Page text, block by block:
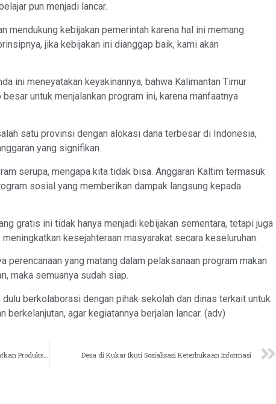
pun menjadi lancar.
mendukung kebijakan pemerintah karena hal ini memang
jika kebijakan ini dianggap baik, kami akan
ini meneyatakan keyakinannya, bahwa Kalimantan Timur
untuk menjalankan program ini, karena manfaatnya
satu provinsi dengan alokasi dana terbesar di Indonesia,
yang signifikan.
serupa, mengapa kita tidak bisa. Anggaran Kaltim termasuk
sosial yang memberikan dampak langsung kepada
gratis ini tidak hanya menjadi kebijakan sementara, tetapi juga
kesejahteraan masyarakat secara keseluruhan.
perencanaan yang matang dalam pelaksanaan program makan
maka semuanya sudah siap.
berkolaborasi dengan pihak sekolah dan dinas terkait untuk
agar kegiatannya berjalan lancar. (adv)
Desa di Kukar Ikuti Sosialisasi Keterbukaan Informasi